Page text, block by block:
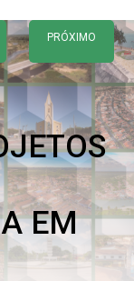
PRÓXIMO
EM